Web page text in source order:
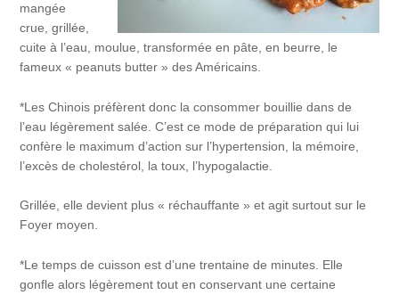
mangée
crue, grillée,
cuite à l’eau, moulue, transformée en pâte, en beurre, le
fameux « peanuts butter » des Américains.
*Les Chinois préfèrent donc la consommer bouillie dans de
l’eau légèrement salée. C’est ce mode de préparation qui lui
confère le maximum d’action sur l’hypertension, la mémoire,
l’excès de cholestérol, la toux, l’hypogalactie.
Grillée, elle devient plus « réchauffante » et agit surtout sur le
Foyer moyen.
*Le temps de cuisson est d’une trentaine de minutes. Elle
gonfle alors légèrement tout en conservant une certaine